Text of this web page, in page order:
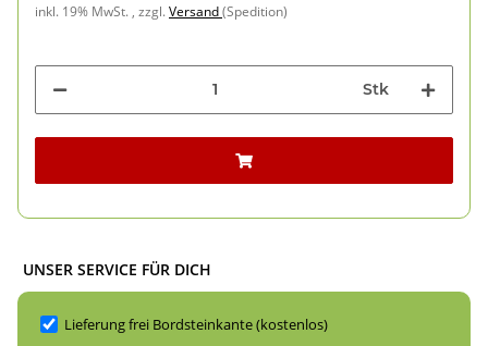
inkl. 19% MwSt. , zzgl.Versand(Spedition)
Stk
UNSER SERVICE FÜR DICH
Lieferung frei Bordsteinkante (kostenlos)